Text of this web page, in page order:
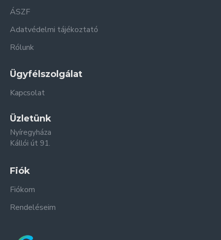
ÁSZF
Adatvédelmi tájékoztató
Rólunk
Ügyfélszolgálat
Kapcsolat
Üzletünk
Nyíregyháza
Kállói út 91.
Fiók
Fiókom
Rendeléseim